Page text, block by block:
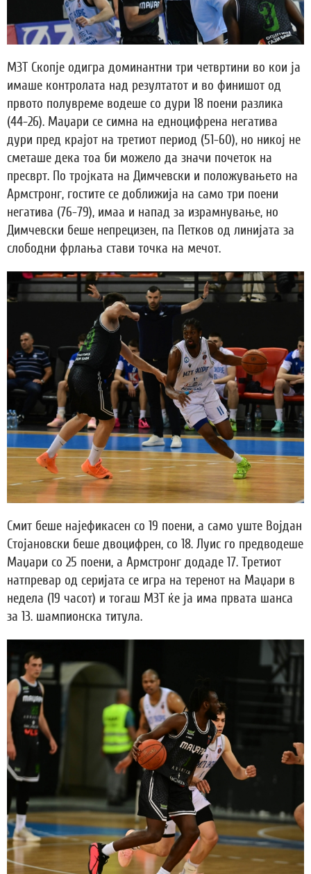
МЗТ Скопје одигра доминантни три четвртини во кои ја
имаше контролата над резултатот и во финишот од
првото полувреме водеше со дури 18 поени разлика
(44-26). Маџари се симна на едноцифрена негатива
дури пред крајот на третиот период (51-60), но никој не
сметаше дека тоа би можело да значи почеток на
пресврт. По тројката на Димчевски и положувањето на
Армстронг, гостите се доближија на само три поени
негатива (76-79), имаа и напад за израмнување, но
Димчевски беше непрецизен, па Петков од линијата за
слободни фрлања стави точка на мечот.
Смит беше најефикасен со 19 поени, а само уште Војдан
Стојановски беше двоцифрен, со 18. Луис го предводеше
Маџари со 25 поени, а Армстронг додаде 17. Третиот
натпревар од серијата се игра на теренот на Маџари в
недела (19 часот) и тогаш МЗТ ќе ја има првата шанса
за 13. шампионска титула.